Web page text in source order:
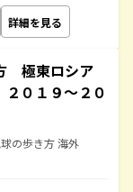
詳細を見る
極東ロシア
０１９～２０
の歩き方 海外